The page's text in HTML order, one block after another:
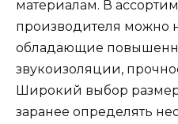
материалам. В
производителя можно
обладающие
звукоизоляции,
Широкий выбор
заранее определять